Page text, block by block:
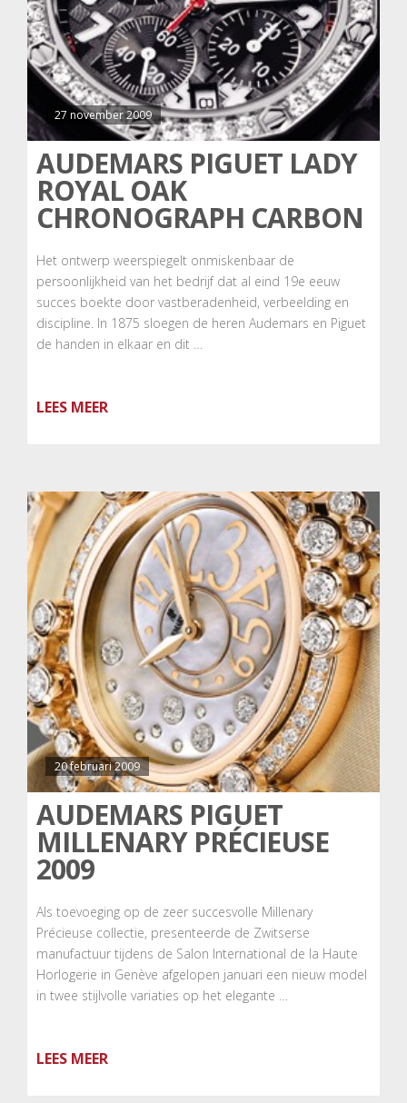
27 november 2009
AUDEMARS PIGUET LADY
ROYAL OAK
CHRONOGRAPH CARBON
Het ontwerp weerspiegelt onmiskenbaar de
persoonlijkheid van het bedrijf dat al eind 19e eeuw
succes boekte door vastberadenheid, verbeelding en
discipline. In 1875 sloegen de heren Audemars en Piguet
de handen in elkaar en dit …
LEES MEER
20 februari 2009
AUDEMARS PIGUET
MILLENARY PRÉCIEUSE
2009
Als toevoeging op de zeer succesvolle Millenary
Précieuse collectie, presenteerde de Zwitserse
manufactuur tijdens de Salon International de la Haute
Horlogerie in Genève afgelopen januari een nieuw model
in twee stijlvolle variaties op het elegante …
LEES MEER